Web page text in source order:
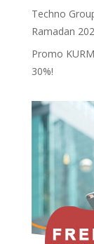
Techno
Ramadan
Promo
30%!